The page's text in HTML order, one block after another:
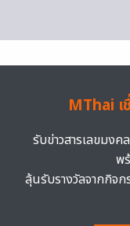
MThai เ
รับข่าวสารเลขมงค
พ
ลุ้นรับรางวัลจากกิจ